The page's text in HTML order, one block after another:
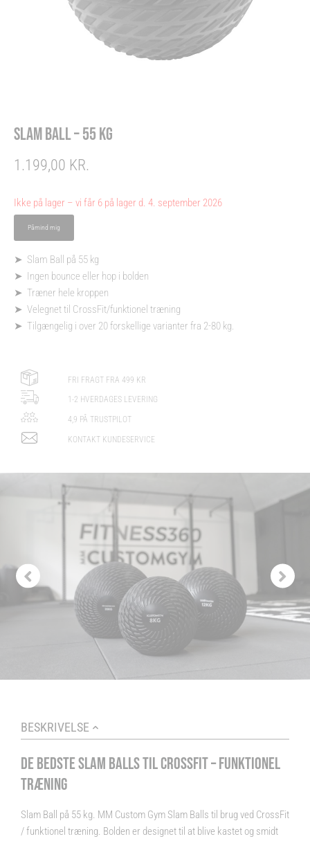
SLAM BALL – 55 KG
1.199,00 KR.
Ikke på lager – vi får 6 på lager d. 4. september 2026
➤ Slam Ball på 55 kg
➤ Ingen bounce eller hop i bolden
➤ Træner hele kroppen
➤ Velegnet til CrossFit/funktionel træning
➤ Tilgængelig i over 20 forskellige varianter fra 2-80 kg.
FRI FRAGT FRA 499 KR
1-2 HVERDAGES LEVERING
4,9 PÅ TRUSTPILOT
KONTAKT KUNDESERVICE
BESKRIVELSE
DE BEDSTE SLAM BALLS TIL CROSSFIT – FUNKTIONEL
TRÆNING
Slam Ball på 55 kg. MM Custom Gym Slam Balls til brug ved CrossFit
/ funktionel træning. Bolden er designet til at blive kastet og smidt